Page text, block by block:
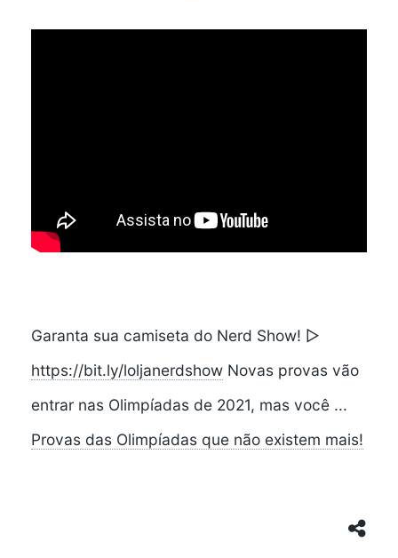
Garanta sua camiseta do Nerd Show! ▻
https://bit.ly/loljanerdshowNovas provas vão
entrar nas Olimpíadas de 2021, mas você ...
Provas das Olimpíadas que não existem mais!